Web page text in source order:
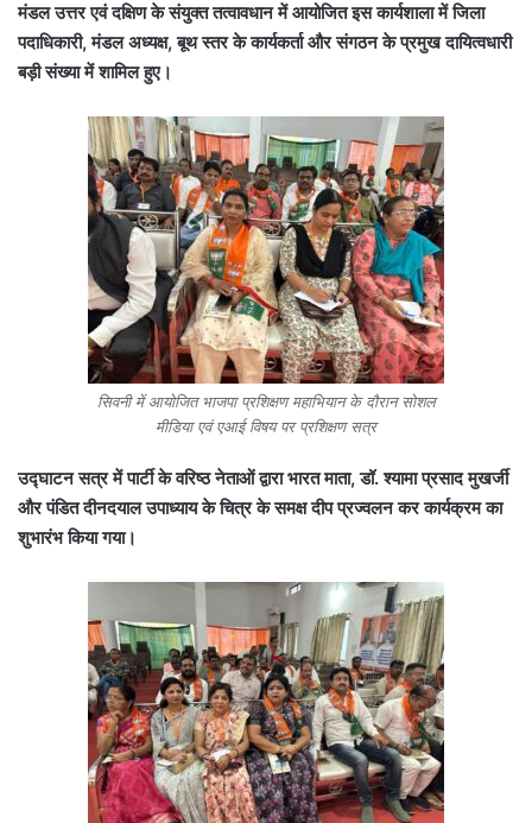
मंडल उत्तर एवं दक्षिण के संयुक्त तत्वावधान में आयोजित इस कार्यशाला में जिला
पदाधिकारी, मंडल अध्यक्ष, बूथ स्तर के कार्यकर्ता और संगठन के प्रमुख दायित्वधारी
बड़ी संख्या में शामिल हुए।
सिवनी में आयोजित भाजपा प्रशिक्षण महाभियान के दौरान सोशल
मीडिया एवं एआई विषय पर प्रशिक्षण सत्र
उद्घाटन सत्र में पार्टी के वरिष्ठ नेताओं द्वारा भारत माता, डॉ. श्यामा प्रसाद मुखर्जी
और पंडित दीनदयाल उपाध्याय के चित्र के समक्ष दीप प्रज्वलन कर कार्यक्रम का
शुभारंभ किया गया।